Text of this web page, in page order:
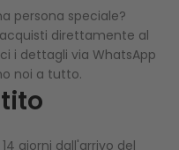
persona speciale?
direttamente al
i dettagli via WhatsApp
noi a tutto.
giorni dall'arrivo del